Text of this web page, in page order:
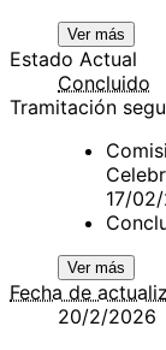
Ver más
Estado Actual
Concluido
Tramitación
17/
Ver más
Fecha de
20/2/2026